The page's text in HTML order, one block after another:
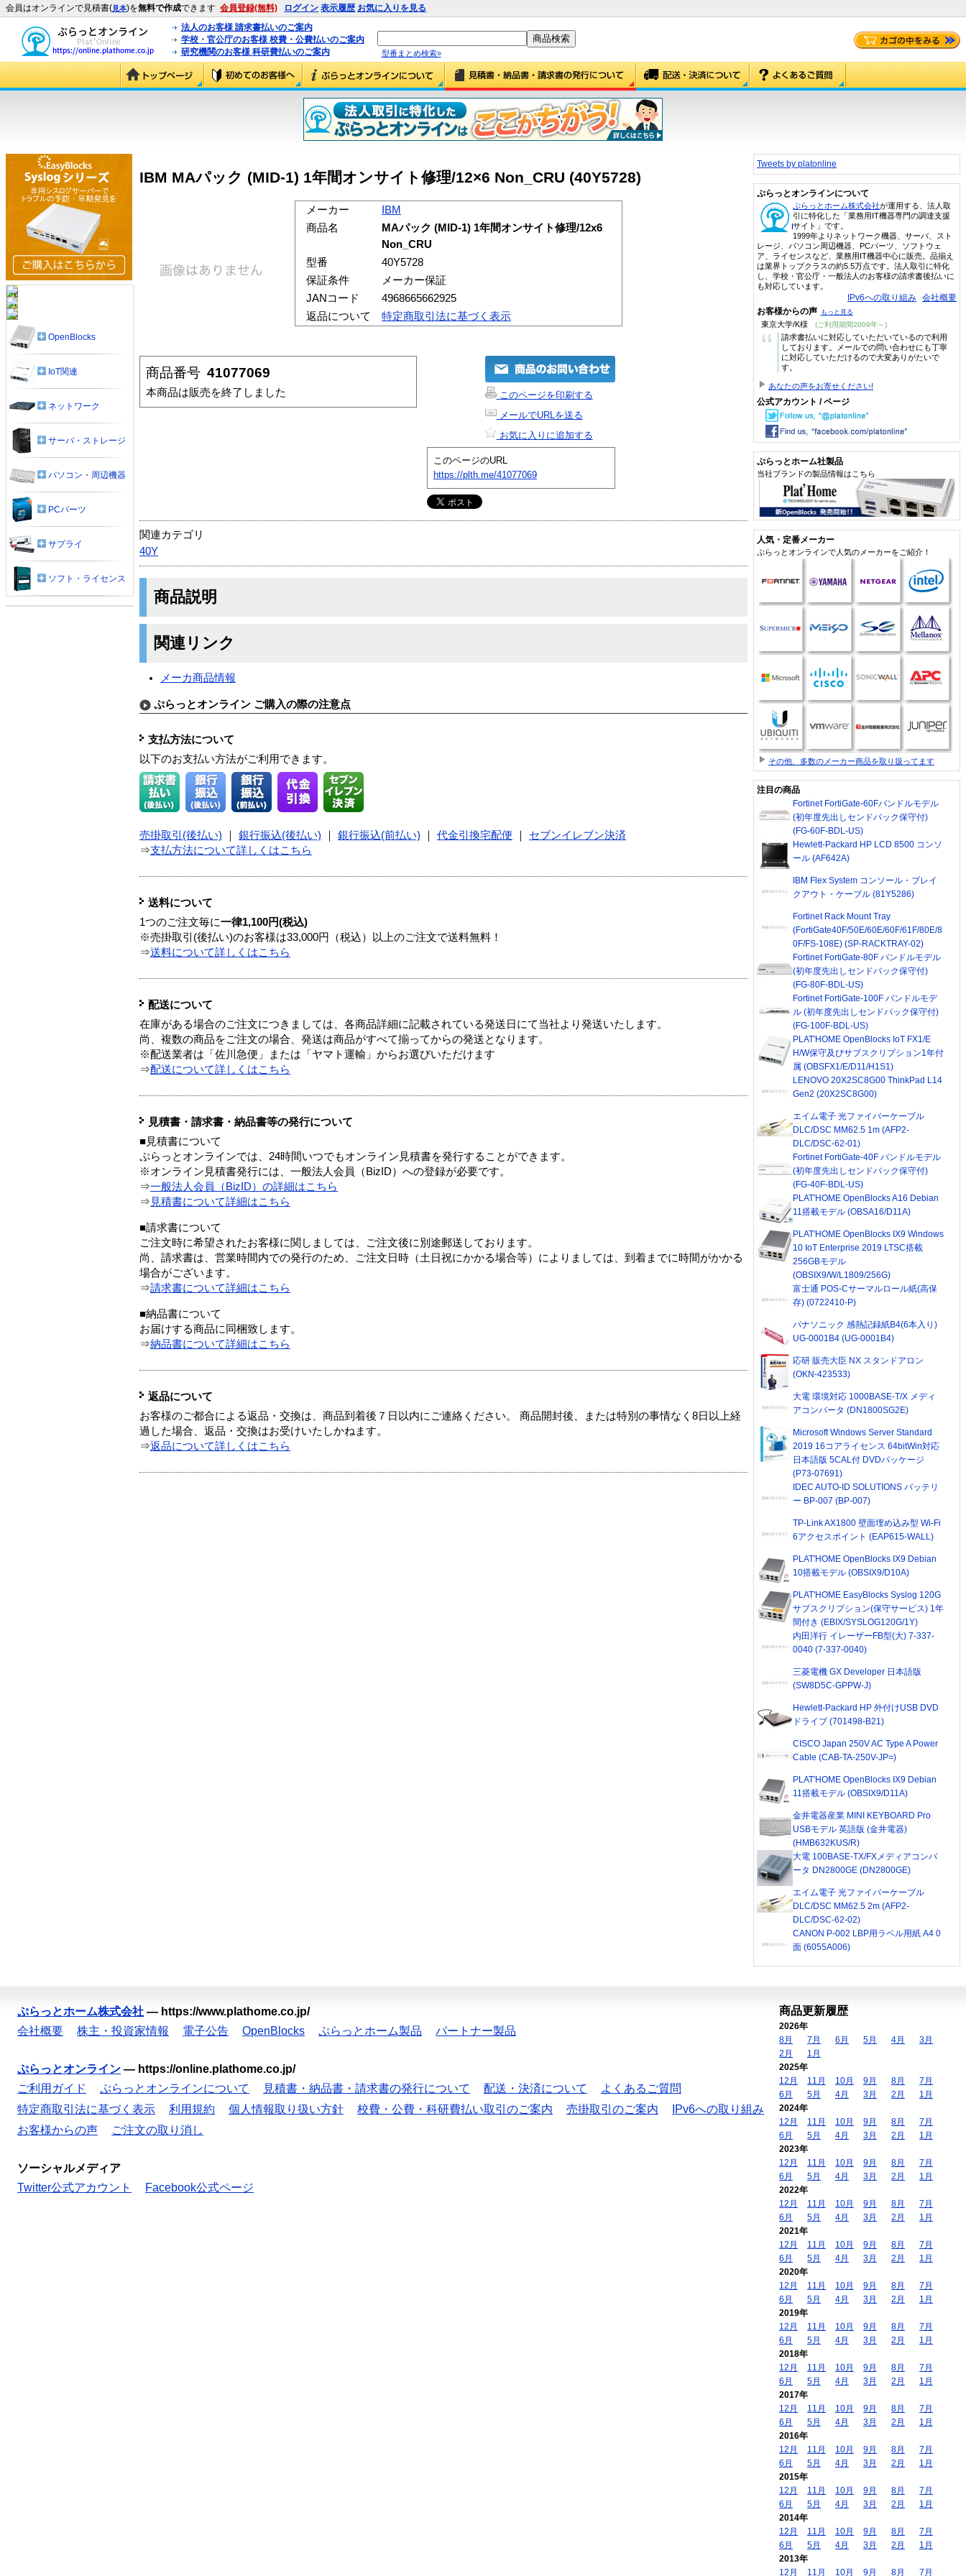
会員はオンラインで見積書(見本)を無料で作成できます 会員登録(無料) ログイン 表示履歴 お気に入りを見る
法人のお客様 請求書払いのご案内
学校・官公庁のお客様 校費・公費払いのご案内
研究機関のお客様 科研費払いのご案内
型番まとめ検索»
IBM MAパック (MID-1) 1年間オンサイト修理/12×6 Non_CRU (40Y5728)
メーカー
IBM
商品名
MAパック (MID-1) 1年間オンサイト修理/12x6
Non_CRU
型番
40Y5728
保証条件
メーカー保証
JANコード
4968665662925
返品について
特定商取引法に基づく表示
商品番号 41077069
本商品は販売を終了しました
このページを印刷する
メールでURLを送る
お気に入りに追加する
このページのURL
https://plth.me/41077069
関連カテゴリ
40Y
商品説明
関連リンク
メーカ商品情報
ぷらっとオンライン ご購入の際の注意点
支払方法について
以下のお支払い方法がご利用できます。
売掛取引(後払い) 銀行振込(後払い) 銀行振込(前払い) 代金引換宅配便
セブンイレブン決済
⇒支払方法について詳しくはこちら
送料について
1つのご注文毎に一律1,100円(税込)
※売掛取引(後払い)のお客様は33,000円（税込）以上のご注文で送料無料！
⇒送料について詳しくはこちら
配送について
在庫がある場合のご注文につきましては、各商品詳細に記載されている発送日にて当社より発送いたします。
尚、複数の商品をご注文の場合、発送は商品がすべて揃ってからの発送となります。
※配送業者は「佐川急便」または「ヤマト運輸」からお選びいただけます
⇒配送について詳しくはこちら
見積書・請求書・納品書等の発行について
■見積書について
ぷらっとオンラインでは、24時間いつでもオンライン見積書を発行することができます。
※オンライン見積書発行には、一般法人会員（BizID）への登録が必要です。
⇒一般法人会員（BizID）の詳細はこちら
⇒ 見積書について詳細はこちら
■請求書について
ご注文時に希望されたお客様に関しましては、ご注文後に別途郵送しております。
尚、請求書は、営業時間内での発行のため、ご注文日時（土日祝にかかる場合等）によりましては、到着までに時間がかかる
場合がございます。
⇒請求書について詳細はこちら
■納品書について
お届けする商品に同梱致します。
⇒納品書について詳細はこちら
返品について
お客様のご都合による返品・交換は、商品到着後７日以内にご連絡ください。 商品開封後、または特別の事情なく8日以上経
過した場合、返品・交換はお受けいたしかねます。
⇒返品について詳しくはこちら
OpenBlocks
IoT関連
ネットワーク
サーバ・ストレージ
パソコン・周辺機器
PCパーツ
サプライ
ソフト・ライセンス
Tweets by platonline
ぷらっとオンラインについて
ぷらっとホーム株式会社が運用する、法人取
引に特化した「業務用IT機器専門の調達支援
サイト」です。
1999年よりネットワーク機器、サーバ、スト
レージ、パソコン周辺機器、PCパーツ、ソフトウェ
ア、ライセンスなど、業務用IT機器中心に販売。品揃え
は業界トップクラスの約5.5万点です。法人取引に特化
し、学校・官公庁・一般法人のお客様の請求書後払いに
も対応しています。
IPv6への取り組み 会社概要
お客様からの声 もっと見る
東京大学/K様 (ご利用期間2009年～)
“
請求書払いに対応していただいているので利用
しております。メールでの問い合わせにも丁寧
に対応していただけるので大変ありがたいで
す。
あなたの声をお寄せください!
公式アカウント / ページ
ぷらっとホーム社製品
当社ブランドの製品情報はこちら
人気・定番メーカー
ぷらっとオンラインで人気のメーカーをご紹介！
その他、多数のメーカー商品を取り扱ってます
注目の商品
Fortinet FortiGate-60Fバンドルモデル
(初年度先出しセンドバック保守付)
(FG-60F-BDL-US)
Hewlett-Packard HP LCD 8500 コンソ
ール (AF642A)
IBM Flex System コンソール・ブレイ
クアウト・ケーブル (81Y5286)
Fortinet Rack Mount Tray
(FortiGate40F/50E/60E/60F/61F/80E/8
0F/FS-108E) (SP-RACKTRAY-02)
Fortinet FortiGate-80F バンドルモデル
(初年度先出しセンドバック保守付)
(FG-80F-BDL-US)
Fortinet FortiGate-100F バンドルモデ
ル (初年度先出しセンドバック保守付)
(FG-100F-BDL-US)
PLAT'HOME OpenBlocks IoT FX1/E
H/W保守及びサブスクリプション1年付
属 (OBSFX1/E/D11/H1S1)
LENOVO 20X2SC8G00 ThinkPad L14
Gen2 (20X2SC8G00)
エイム電子 光ファイバーケーブル
DLC/DSC MM62.5 1m (AFP2-
DLC/DSC-62-01)
Fortinet FortiGate-40F バンドルモデル
(初年度先出しセンドバック保守付)
(FG-40F-BDL-US)
PLAT'HOME OpenBlocks A16 Debian
11搭載モデル (OBSA16/D11A)
PLAT'HOME OpenBlocks IX9 Windows
10 IoT Enterprise 2019 LTSC搭載
256GBモデル
(OBSIX9/W/L1809/256G)
富士通 POS-Cサーマルロール紙(高保
存) (0722410-P)
パナソニック 感熱記録紙B4(6本入り)
UG-0001B4 (UG-0001B4)
応研 販売大臣 NX スタンドアロン
(OKN-423533)
大電 環境対応 1000BASE-T/X メディ
アコンバータ (DN1800SG2E)
Microsoft Windows Server Standard
2019 16コアライセンス 64bitWin対応
日本語版 5CAL付 DVDパッケージ
(P73-07691)
IDEC AUTO-ID SOLUTIONS バッテリ
ー BP-007 (BP-007)
TP-Link AX1800 壁面埋め込み型 Wi-Fi
6アクセスポイント (EAP615-WALL)
PLAT'HOME OpenBlocks IX9 Debian
10搭載モデル (OBSIX9/D10A)
PLAT'HOME EasyBlocks Syslog 120G
サブスクリプション(保守サービス) 1年
間付き (EBIX/SYSLOG120G/1Y)
内田洋行 イレーザーFB型(大) 7-337-
0040 (7-337-0040)
三菱電機 GX Developer 日本語版
(SW8D5C-GPPW-J)
Hewlett-Packard HP 外付けUSB DVD
ドライブ (701498-B21)
CISCO Japan 250V AC Type A Power
Cable (CAB-TA-250V-JP=)
PLAT'HOME OpenBlocks IX9 Debian
11搭載モデル (OBSIX9/D11A)
金井電器産業 MINI KEYBOARD Pro
USBモデル 英語版 (金井電器)
(HMB632KUS/R)
大電 100BASE-TX/FXメディアコンバ
ータ DN2800GE (DN2800GE)
エイム電子 光ファイバーケーブル
DLC/DSC MM62.5 2m (AFP2-
DLC/DSC-62-02)
CANON P-002 LBP用ラベル用紙 A4 0
面 (6055A006)
ぷらっとホーム株式会社 — https://www.plathome.co.jp/
会社概要
株主・投資家情報 電子公告 OpenBlocks ぷらっとホーム製品 パートナー製品
ぷらっとオンライン — https://online.plathome.co.jp/
ご利用ガイド
ぷらっとオンラインについて 見積書・納品書・請求書の発行について 配送・決済について
よくあるご質問
特定商取引法に基づく表示
利用規約 個人情報取り扱い方針 校費・公費・科研費払い取引のご案内 売掛取引のご案内
IPv6への取り組み
お客様からの声
ご注文の取り消し
ソーシャルメディア
Twitter公式アカウント
Facebook公式ページ
商品更新履歴
2026年
8月
7月 6月 5月 4月
3月
2月
1月
2025年
12月
11月 10月 9月 8月
7月
6月
5月 4月 3月 2月
1月
2024年
12月
11月 10月 9月 8月
7月
6月
5月 4月 3月 2月
1月
2023年
12月
11月 10月 9月 8月
7月
6月
5月 4月 3月 2月
1月
2022年
12月
11月 10月 9月 8月
7月
6月
5月 4月 3月 2月
1月
2021年
12月
11月 10月 9月 8月
7月
6月
5月 4月 3月 2月
1月
2020年
12月
11月 10月 9月 8月
7月
6月
5月 4月 3月 2月
1月
2019年
12月
11月 10月 9月 8月
7月
6月
5月 4月 3月 2月
1月
2018年
12月
11月 10月 9月 8月
7月
6月
5月 4月 3月 2月
1月
2017年
12月
11月 10月 9月 8月
7月
6月
5月 4月 3月 2月
1月
2016年
12月
11月 10月 9月 8月
7月
6月
5月 4月 3月 2月
1月
2015年
12月
11月 10月 9月 8月
7月
6月
5月 4月 3月 2月
1月
2014年
12月
11月 10月 9月 8月
7月
6月
5月 4月 3月 2月
1月
2013年
12月
11月 10月 9月 8月 7月